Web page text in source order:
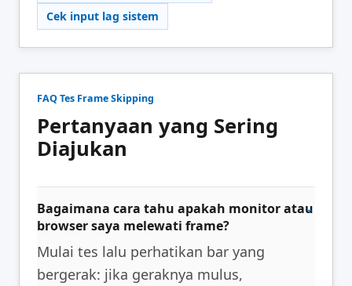
Cek input lag sistem
FAQ Tes Frame Skipping
Pertanyaan yang Sering
Diajukan
Bagaimana cara tahu apakah monitor atau
browser saya melewati frame?
Mulai tes lalu perhatikan bar yang
bergerak: jika geraknya mulus,